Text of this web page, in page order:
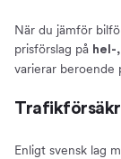
När du jämför
prisförslag på hel-
varierar beroende
Enligt svensk lag